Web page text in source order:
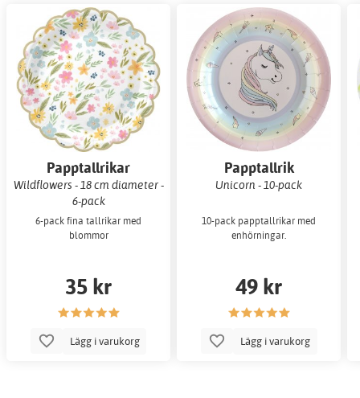
Papptallrikar
Wildflowers - 18 cm diameter -
6-pack
6-pack fina tallrikar med
blommor
35 kr
Lägg i varukorg
Papptallrik
Unicorn - 10-pack
10-pack papptallrikar med
enhörningar.
49 kr
Lägg i varukorg